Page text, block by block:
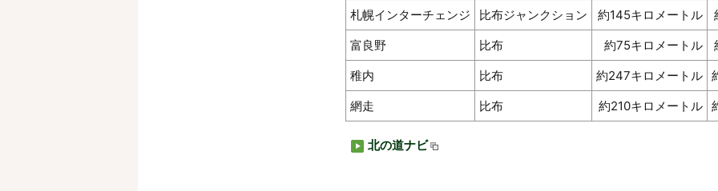
札幌インターチェンジ
比布ジャンクション 約145キロメートル
富良野
比布 約75キロメートル
稚内
比布 約247キロメートル
網走
比布 約210キロメートル
北の道ナビ